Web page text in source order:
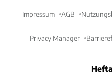
Impressum AGB
Privacy Manager